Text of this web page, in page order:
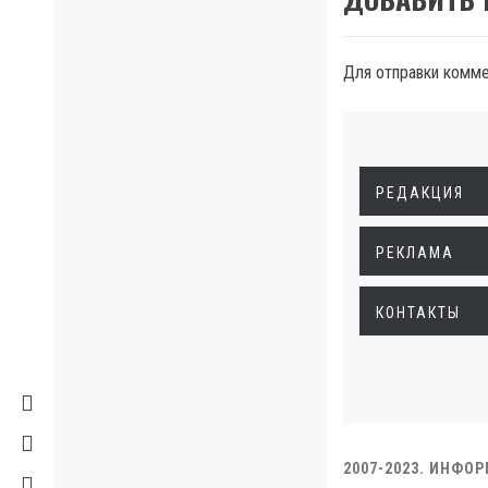
Для отправки
РЕДАКЦИЯ
РЕКЛАМА
КОНТАКТЫ
2007-2023.